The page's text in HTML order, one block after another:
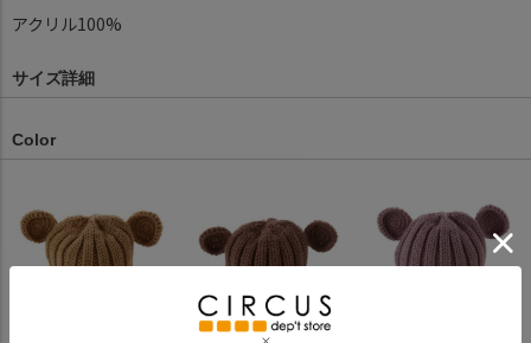
アクリル100%
サイズ詳細
Color